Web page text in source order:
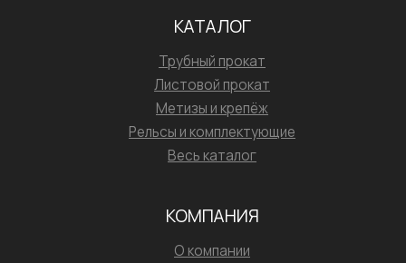
КАТАЛОГ
Трубный прокат
Листовой прокат
Метизы и крепёж
Рельсы и комплектующие
Весь каталог
КОМПАНИЯ
О компании